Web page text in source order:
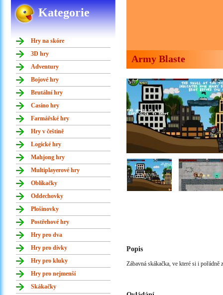
Kategorie
Hry na skóre
3D hry
Adventury
Bojové hry
Brutální hry
Casino hry
Farmářské hry
Hry v češtině
Logické hry
Mahjong hry
Multiplayerové hry
Oblíkačky
Oddechovky
Plošinovky
Postřehové hry
Hry pro dva
Hry pro dívky
Hry pro kluky
Hry pro nejmenší
Skákačky
Army Blaste
Popis
Zábavná skákačka, ve které si i pořádně